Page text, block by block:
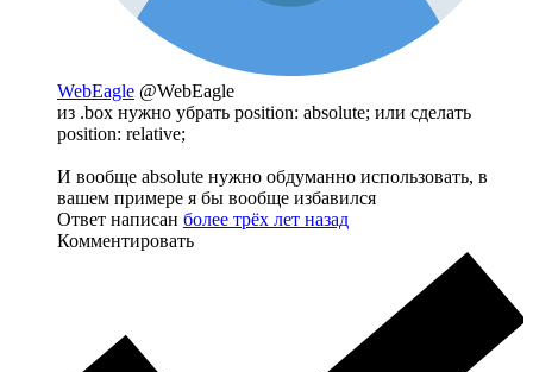
WebEagle @WebEagle
из .box нужно убрать position: absolute; или сделать
position: relative;
И вообще absolute нужно обдуманно использовать, в
вашем примере я бы вообще избавился
Ответ написан более трёх лет назад
Комментировать